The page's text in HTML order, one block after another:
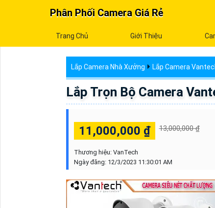
Phân Phối Camera Giá Rẻ
Trang Chủ Giới Thiệu
Lắp Camera Nhà Xưởng Lắp Camera
Lắp Trọn Bộ Camera
11,000,000 ₫ 13,000,000 ₫
Thương hiệu: VanTech
Ngày đăng: 12/3/2023 11:30:01 AM